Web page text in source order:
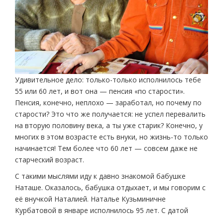
Удивительное дело: только-только исполнилось тебе
55 или 60 лет, и вот она — пенсия «по старости».
Пенсия, конечно, неплохо — заработал, но почему по
старости? Это что же получается: не успел перевалить
на вторую половину века, а ты уже старик? Конечно, у
многих в этом возрасте есть внуки, но жизнь-то только
начинается! Тем более что 60 лет — совсем даже не
старческий возраст.
С такими мыслями иду к давно знакомой бабушке
Наташе. Оказалось, бабушка отдыхает, и мы говорим с
её внучкой Наталией. Наталье Кузьминичне
Курбатовой в январе исполнилось 95 лет. С датой